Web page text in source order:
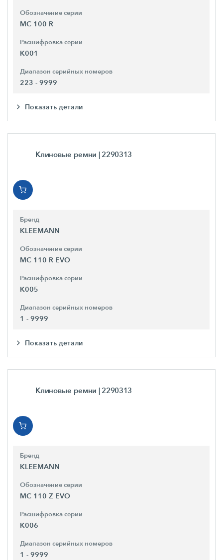
Обозначение серии
MC 100 R
Расшифровка серии
K001
Диапазон серийных номеров
223 - 9999
Показать детали
Клиновые ремни | 2290313
Бренд
KLEEMANN
Обозначение серии
MC 110 R EVO
Расшифровка серии
K005
Диапазон серийных номеров
1 - 9999
Показать детали
Клиновые ремни | 2290313
Бренд
KLEEMANN
Обозначение серии
MC 110 Z EVO
Расшифровка серии
K006
Диапазон серийных номеров
1 - 9999